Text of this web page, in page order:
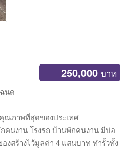
250,000 บาท
นด
ณภาพที่สุดของประเทศ
นงาน โรงรถ บ้านพักคนงาน มีบ่อ
งสร้างไว้มูลค่า 4 แสนบาท ทำรั้วทั้ง